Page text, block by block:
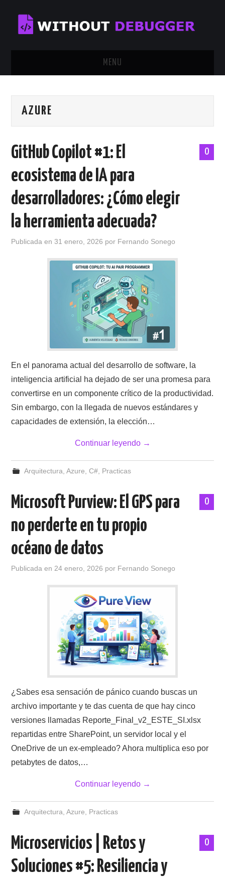
MENU
TUTORIALES
AZURE
0
GitHub Copilot #1: El
ecosistema de IA para
desarrolladores: ¿Cómo elegir
la herramienta adecuada?
Publicada en31 enero, 2026 por Fernando Sonego
En el panorama actual del desarrollo de software, la
inteligencia artificial ha dejado de ser una promesa para
convertirse en un componente crítico de la productividad.
Sin embargo, con la llegada de nuevos estándares y
capacidades de extensión, la elección…
Continuar leyendo →
Arquitectura, Azure, C#, Practicas
0
Microsoft Purview: El GPS para
no perderte en tu propio
océano de datos
Publicada en24 enero, 2026 por Fernando Sonego
¿Sabes esa sensación de pánico cuando buscas un
archivo importante y te das cuenta de que hay cinco
versiones llamadas Reporte_Final_v2_ESTE_SI.xlsx
repartidas entre SharePoint, un servidor local y el
OneDrive de un ex-empleado? Ahora multiplica eso por
petabytes de datos,…
Continuar leyendo →
Arquitectura, Azure, Practicas
0
Microservicios | Retos y
Soluciones #5: Resiliencia y